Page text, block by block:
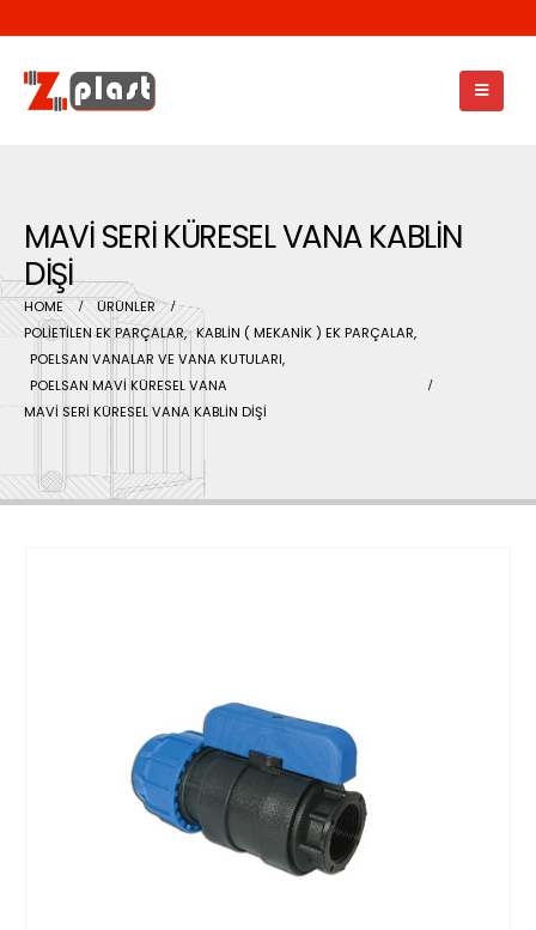
MAVİ SERİ KÜRESEL VANA KABLİN
DİŞİ
HOME
ÜRÜNLER
POLİETİLEN EK PARÇALAR, KABLİN ( MEKANİK ) EK PARÇALAR,
POELSAN VANALAR VE VANA KUTULARI,
POELSAN MAVİ KÜRESEL VANA
MAVİ SERİ KÜRESEL VANA KABLİN DİŞİ